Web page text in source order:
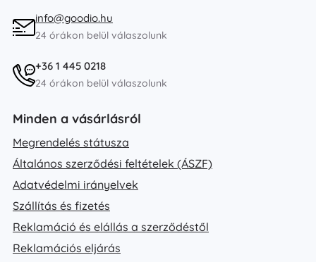
info@goodio.hu
24 órákon belül válaszolunk
+36 1 445 0218
24 órákon belül válaszolunk
Minden a vásárlásról
Megrendelés státusza
Általános szerződési feltételek (ÁSZF)
Adatvédelmi irányelvek
Szállítás és fizetés
Reklamáció és elállás a szerződéstől
Reklamációs eljárás